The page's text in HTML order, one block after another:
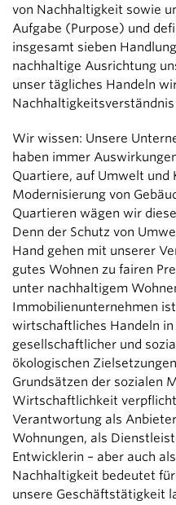
von Nachhaltigkeit sowie
Aufgabe (Purpose) und
insgesamt sieben
nachhaltige Ausrichtung
unser tägliches Handeln
Wir wissen: Unsere
haben immer
Quartiere, auf Umwelt und
Modernisierung von
Quartieren wägen wir
Denn der Schutz von
Hand gehen mit unserer
gutes Wohnen zu fairen
unter nachhaltigem
Immobilienunternehmen
wirtschaftliches Handeln
gesellschaftlicher und
ökologischen
Grundsätzen der sozialen
Wirtschaftlichkeit
Verantwortung als
Wohnungen, als
Entwicklerin – aber auch
Nachhaltigkeit bedeutet
unsere Geschäftstätigkeit